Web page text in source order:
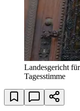
Landesgericht
Tagesstimme